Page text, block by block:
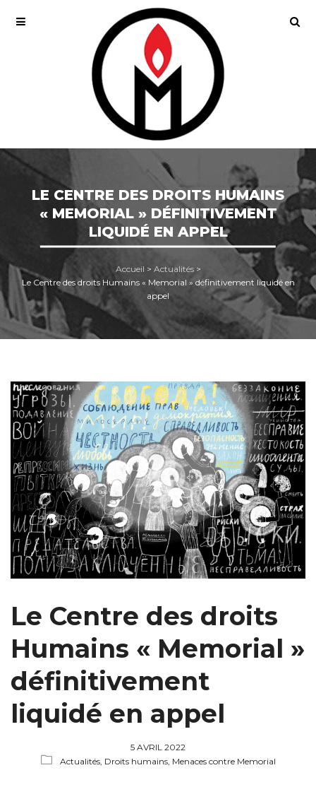
LE CENTRE DES DROITS HUMAINS
« MEMORIAL » DÉFINITIVEMENT
LIQUIDÉ EN APPEL
Accueil > Actualités>
Le Centre des droits Humains « Memorial » définitivement liquidé en
appel
Le Centre des droits
Humains « Memorial »
définitivement
liquidé en appel
5 AVRIL 2022
Actualités, Droits humains, Menaces contre Memorial